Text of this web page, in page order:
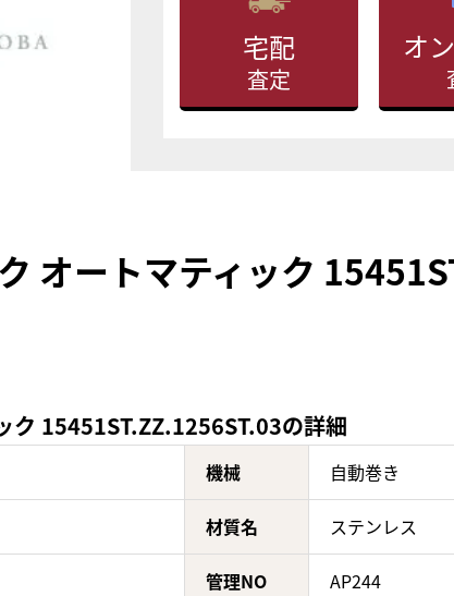
宅配
査定
オ
オートマティック
ク 15451ST.ZZ.1256ST.03の詳細
機械 自動巻き
材質名 ステンレス
管理NO AP244